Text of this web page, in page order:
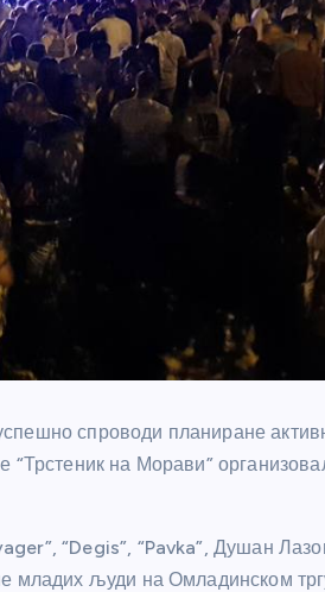
спроводи планиране
“Трстеник на Морави”
“Degis”, “Pavka”, Душан
младих људи на Омладинском